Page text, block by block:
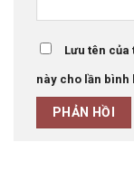
Lưu tên
này cho lần bình